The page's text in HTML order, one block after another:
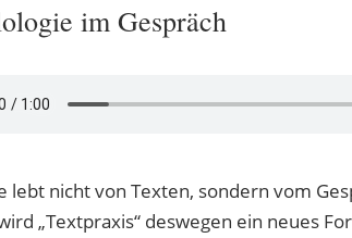
im Gespräch
lebt nicht von Texten, sondern vom
„Textpraxis“ deswegen ein neues